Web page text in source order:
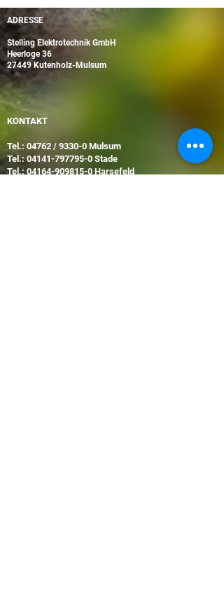
ADRESSE
Stelling Elektrotechnik GmbH
Heerloge 36
27449 Kutenholz-Mulsum
KONTAKT
Tel.: 04762 / 9330-0 Mulsum
Tel.:04141-797795-0 Stade
Tel.: 04164-909815-0 Harsefeld